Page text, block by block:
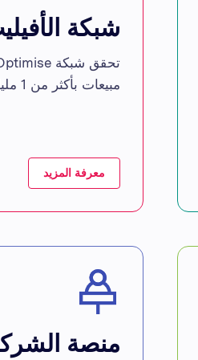
شبكة
مبيعات بأكثر من 1 مليار دولاراً كل عام.
معرفة المزيد
منصة